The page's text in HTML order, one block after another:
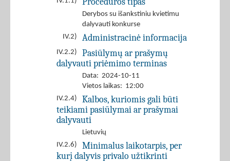
Derybos su išankstiniu kvietimu
dalyvauti konkurse
IV.2)
Administracinė informacija
IV.2.2)
Pasiūlymų ar prašymų
dalyvauti priėmimo terminas
Data: 2024-10-11
Vietos laikas: 12:00
IV.2.4)
Kalbos, kuriomis gali būti
teikiami pasiūlymai ar prašymai
dalyvauti
Lietuvių
IV.2.6)
Minimalus laikotarpis, per
kurį dalyvis privalo užtikrinti